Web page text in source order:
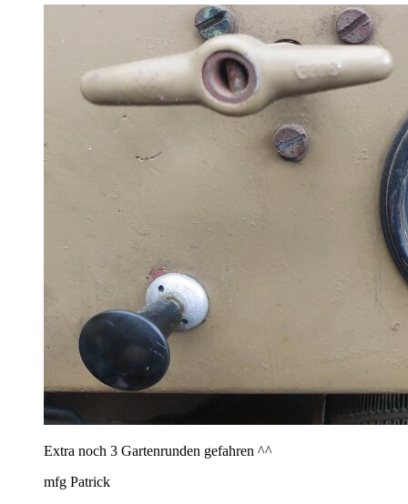
Extra noch 3 Gartenrunden gefahren ^^
mfg Patrick